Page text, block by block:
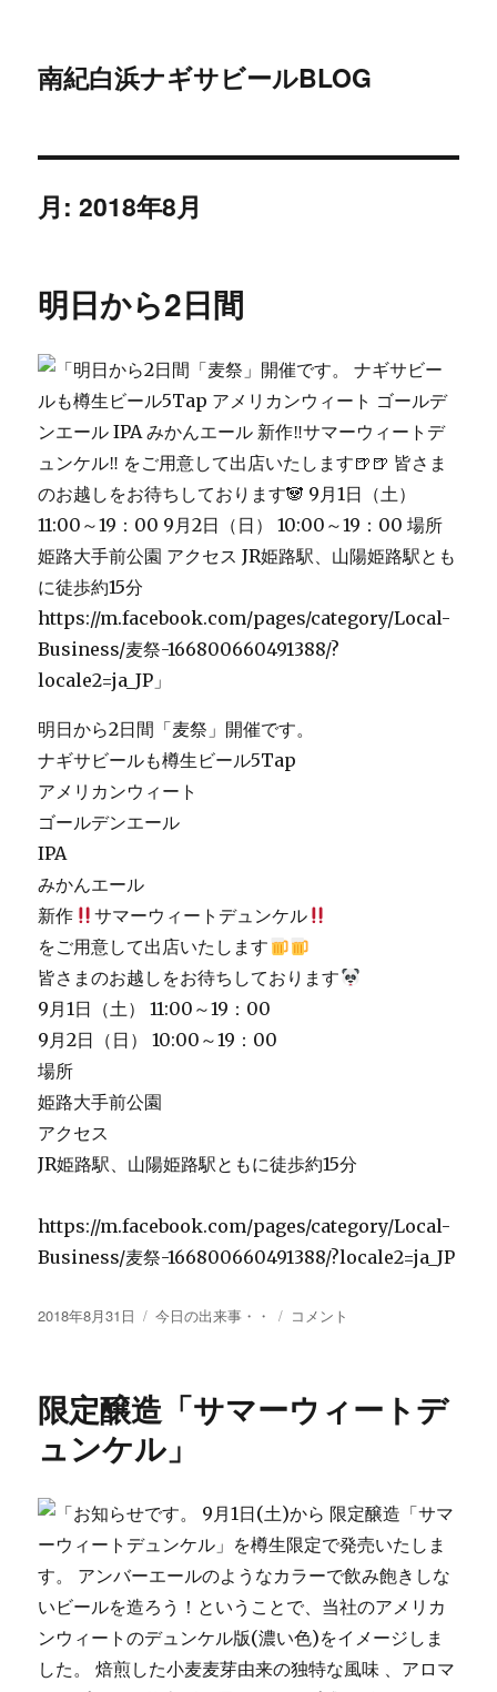
南紀白浜ナギサビールBLOG
月:2018年8月
明日から2日間
明日から2日間「麦祭」開催です。
ナギサビールも樽生ビール5Tap
アメリカンウィート
ゴールデンエール
IPA
みかんエール
新作
サマーウィートデュンケル
をご用意して出店いたします
皆さまのお越しをお待ちしております
9月1日（土） 11:00～19：00
9月2日（日） 10:00～19：00
場所
姫路大手前公園
アクセス
JR姫路駅、山陽姫路駅ともに徒歩約15分
https://m.facebook.com/pages/category/Local-
Business/麦祭-166800660491388/?locale2=ja_JP
投
2018年8月31日
カ
ー
今日の出来事・・
明
2
日
コメント
限定醸造「サマーウィートデ
ュンケル」